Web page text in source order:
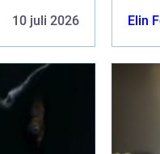
10 juli 2026 Elin